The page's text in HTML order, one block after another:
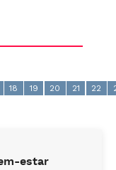
18 19 20 21 22
estar